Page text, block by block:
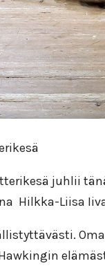
juhlii
Hilkka-Liisa